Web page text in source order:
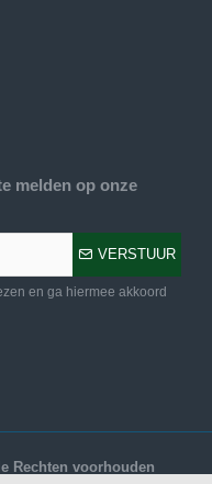
melden op onze
VERSTUUR
en ga hiermee akkoord
Rechten voorhouden